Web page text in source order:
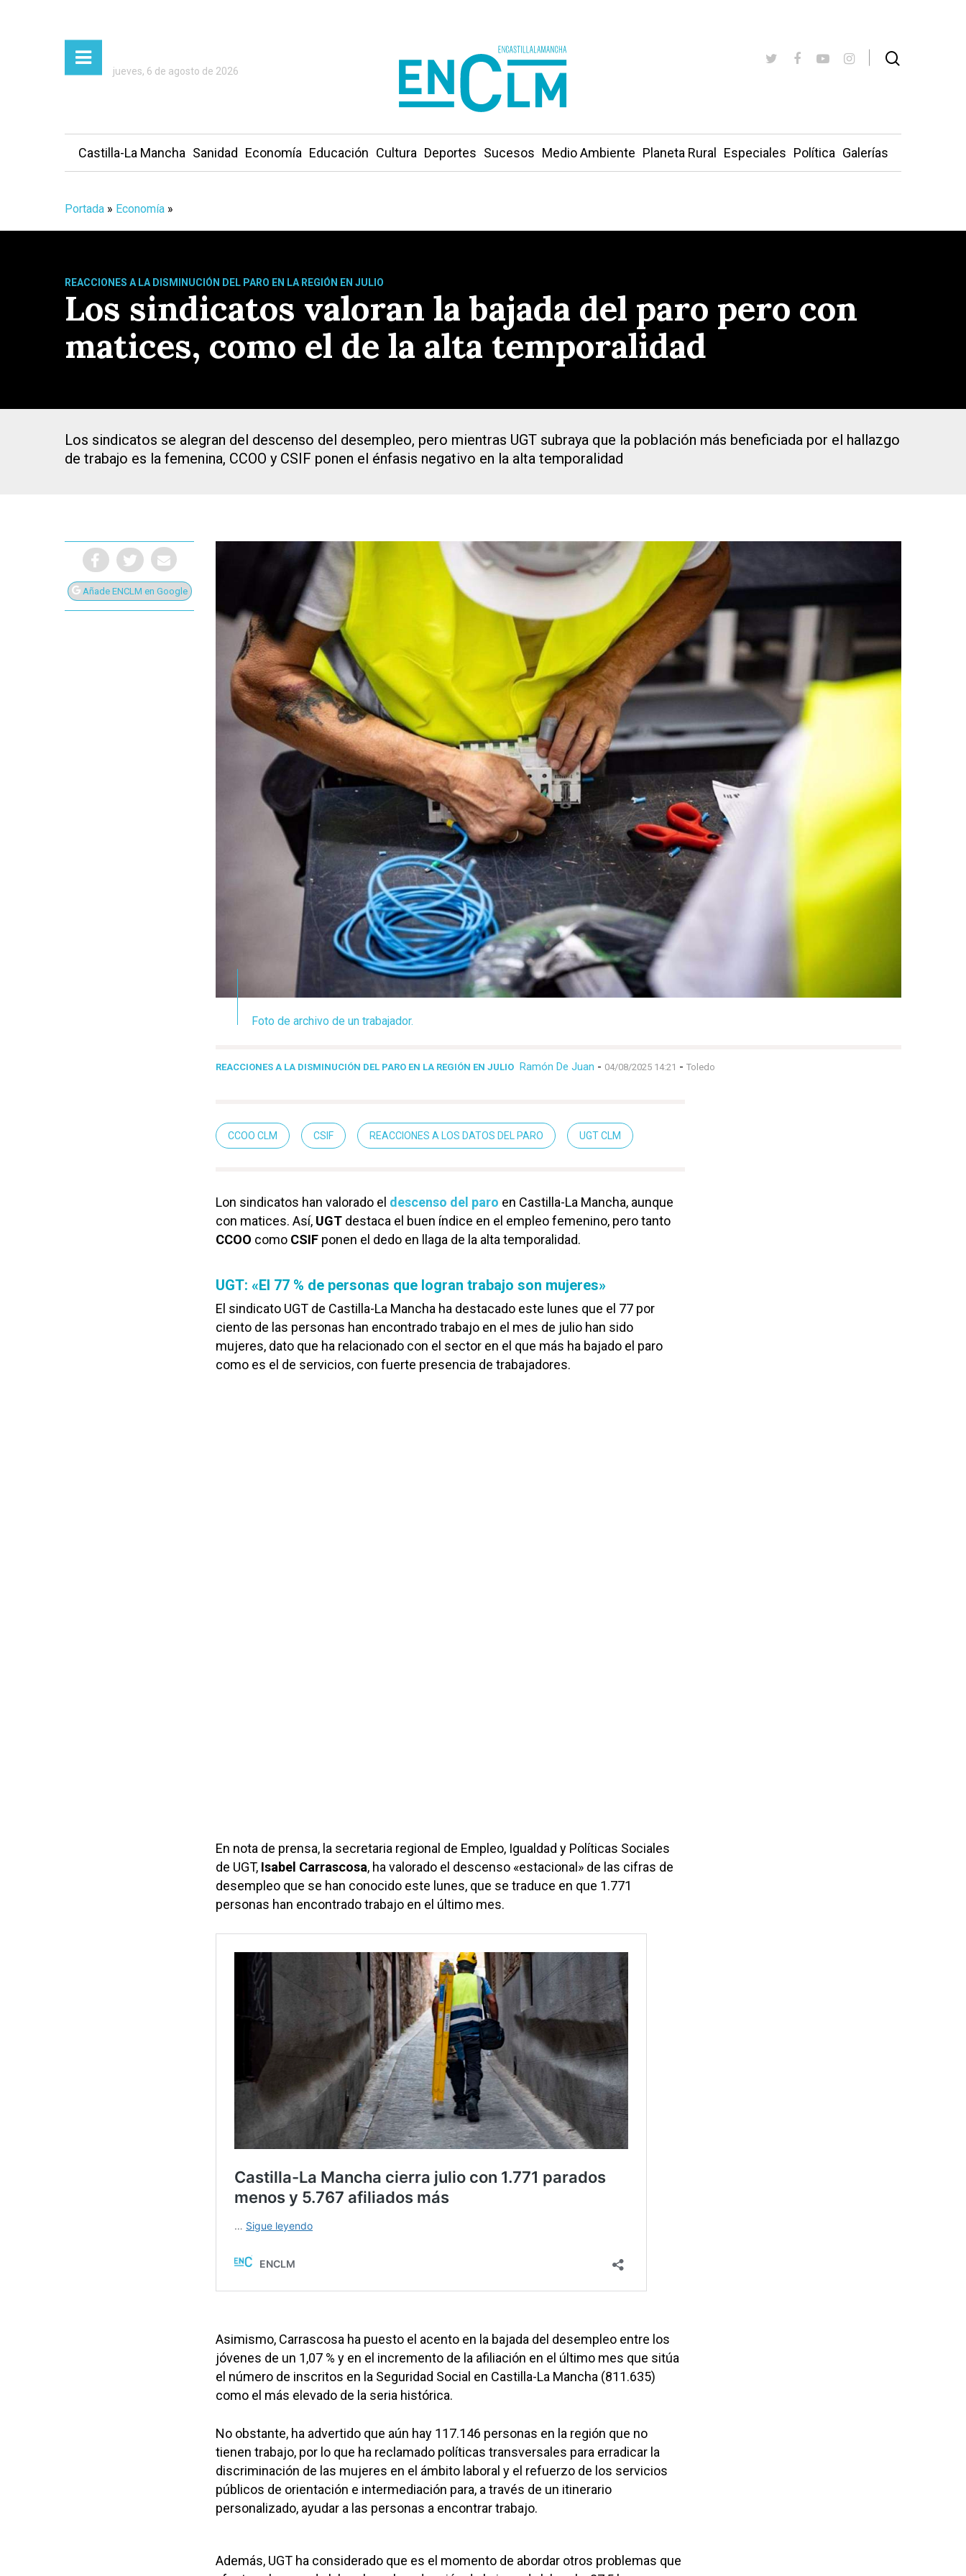
Presiona Intro para buscar o ESC para cerrar
jueves, 6 de agosto de 2026
Castilla-La Mancha Sanidad Economía Educación Cultura Deportes Sucesos Medio Ambiente Planeta Rural Especiales Política Galerías
Portada » Economía »
REACCIONES A LA DISMINUCIÓN DEL PARO EN LA REGIÓN EN JULIO
Los sindicatos valoran la bajada del paro pero con
matices, como el de la alta temporalidad
Los sindicatos se alegran del descenso del desempleo, pero mientras UGT subraya que la población más beneficiada por el hallazgo
de trabajo es la femenina, CCOO y CSIF ponen el énfasis negativo en la alta temporalidad
Añade ENCLM en Google
Foto de archivo de un trabajador.
REACCIONES A LA DISMINUCIÓN DEL PARO EN LA REGIÓN EN JULIO Ramón De Juan - 04/08/2025 14:21 - Toledo
CCOO CLM CSIF REACCIONES A LOS DATOS DEL PARO UGT CLM
Lon sindicatos han valorado el descenso del paro en Castilla-La Mancha, aunque
con matices. Así, UGT destaca el buen índice en el empleo femenino, pero tanto
CCOO como CSIF ponen el dedo en llaga de la alta temporalidad.
UGT: «El 77 % de personas que logran trabajo son mujeres»
El sindicato UGT de Castilla-La Mancha ha destacado este lunes que el 77 por
ciento de las personas han encontrado trabajo en el mes de julio han sido
mujeres, dato que ha relacionado con el sector en el que más ha bajado el paro
como es el de servicios, con fuerte presencia de trabajadores.
En nota de prensa, la secretaria regional de Empleo, Igualdad y Políticas Sociales
de UGT, Isabel Carrascosa, ha valorado el descenso «estacional» de las cifras de
desempleo que se han conocido este lunes, que se traduce en que 1.771
personas han encontrado trabajo en el último mes.
Asimismo, Carrascosa ha puesto el acento en la bajada del desempleo entre los
jóvenes de un 1,07 % y en el incremento de la afiliación en el último mes que sitúa
el número de inscritos en la Seguridad Social en Castilla-La Mancha (811.635)
como el más elevado de la seria histórica.
No obstante, ha advertido que aún hay 117.146 personas en la región que no
tienen trabajo, por lo que ha reclamado políticas transversales para erradicar la
discriminación de las mujeres en el ámbito laboral y el refuerzo de los servicios
públicos de orientación e intermediación para, a través de un itinerario
personalizado, ayudar a las personas a encontrar trabajo.
Además, UGT ha considerado que es el momento de abordar otros problemas que